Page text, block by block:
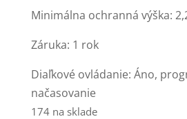
Minimálna ochranná výška:
Záruka: 1 rok
Diaľkové ovládanie: Áno,
načasovanie
174 na sklade